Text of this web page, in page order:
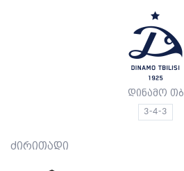
დინამო თბ
3-4-3
ძირითადი